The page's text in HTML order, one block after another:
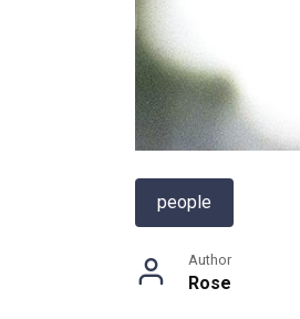
people
Author
Rose